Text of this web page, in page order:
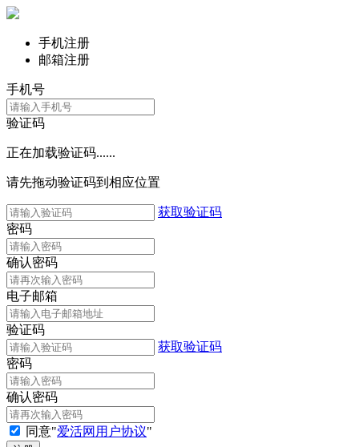
手机注册
邮箱注册
手机号
验证码
正在加载验证码......
请先拖动验证码到相应位置
获取验证码
密码
确认密码
电子邮箱
验证码
获取验证码
密码
确认密码
同意"爱活网用户协议"